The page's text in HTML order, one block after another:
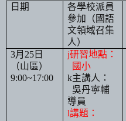
日期
各學校派員
參加（國語
文領域召集
人）
3月 25 日
（山區）
9:00~17:00
j研習地點：
國小
k主講人：
吳丹寧輔
導員
l講題：